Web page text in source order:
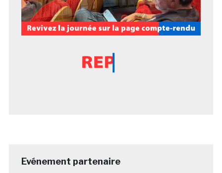
Evénement partenaire